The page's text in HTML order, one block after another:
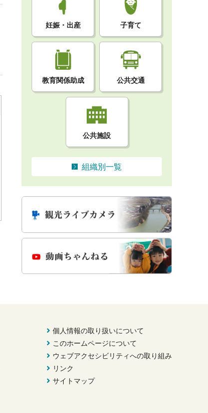
妊娠・出産 子育て
教育関係助成 公共交通
公共施設
組織別一覧
個人情報の取り扱いについて
このホームページについて
ウェブアクセシビリティへの取り組み
リンク
サイトマップ